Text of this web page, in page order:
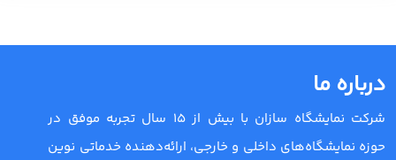
درباره ما
شرکت نمایشگاه سازان با بیش از 15 سال تجربه موفق در
حوزه نمایشگاه‌های داخلی و خارجی، ارائه‌دهنده خدماتی نوین